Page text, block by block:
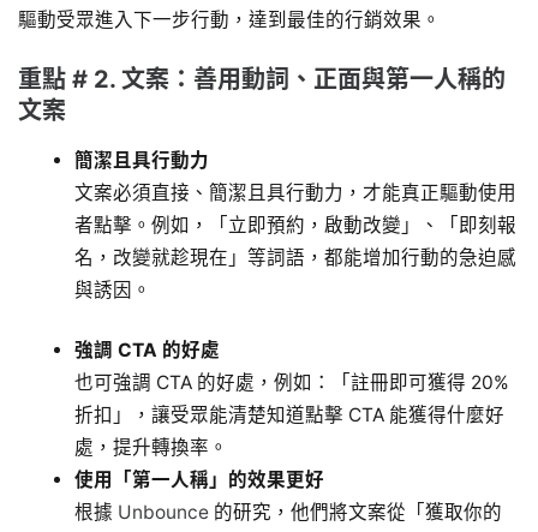
驅動受眾進入下一步行動，達到最佳的行銷效果。
重點 # 2. 文案：善用動詞、正面與第一人稱的
文案
簡潔且具行動力
文案必須直接、簡潔且具行動力，才能真正驅動使用
者點擊。例如，「立即預約，啟動改變」、「即刻報
名，改變就趁現在」等詞語，都能增加行動的急迫感
與誘因。
強調 CTA 的好處
也可強調 CTA 的好處，例如：「註冊即可獲得 20%
折扣」，讓受眾能清楚知道點擊 CTA 能獲得什麼好
處，提升轉換率。
使用「第一人稱」的效果更好
根據 Unbounce的研究，他們將文案從「獲取你的